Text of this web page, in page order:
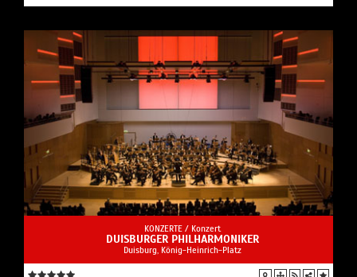
KONZERTE / Konzert
DUISBURGER PHILHARMONIKER
Duisburg, König-Heinrich-Platz